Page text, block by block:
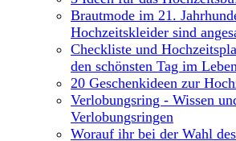
Brautmode im 21.
Hochzeitskleider sind
Checkliste und
den schönsten Tag im
20 Geschenkideen zur
Verlobungsring - Wissen
Verlobungsringen
Worauf ihr bei der Wahl